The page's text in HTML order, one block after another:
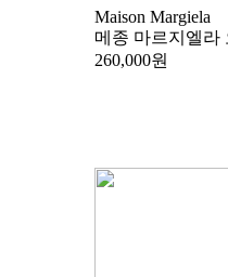
Maison Margiela
메종 마르지엘라
260,000원